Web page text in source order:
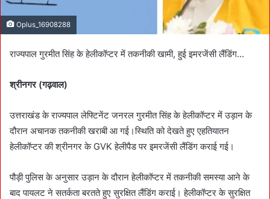
Oplus_16908288
राज्यपाल गुरमीत सिंह के हेलीकॉप्टर में तकनीकी खामी, हुई इमरजेंसी लैंडिंग…
श्रीनगर (गढ़वाल)
उत्तराखंड के राज्यपाल लेफ्टिनेंट जनरल गुरमीत सिंह के हेलीकॉप्टर में उड़ान के
दौरान अचानक तकनीकी खराबी आ गई।स्थिति को देखते हुए एहतियातन
हेलीकॉप्टर की श्रीनगर के GVK हेलीपैड पर इमरजेंसी लैंडिंग कराई गई।
पौड़ी पुलिस के अनुसार उड़ान के दौरान हेलीकॉप्टर में तकनीकी समस्या आने के
बाद पायलट ने सतर्कता बरतते हुए सुरक्षित लैंडिंग कराई। हेलीकॉप्टर के सुरक्षित